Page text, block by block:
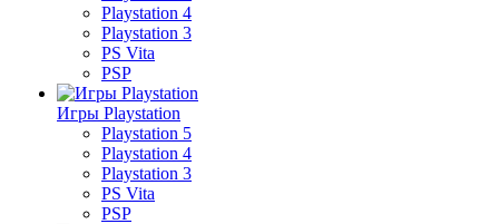
Playstation 4
Playstation 3
PS Vita
PSP
Игры Playstation
Playstation 5
Playstation 4
Playstation 3
PS Vita
PSP